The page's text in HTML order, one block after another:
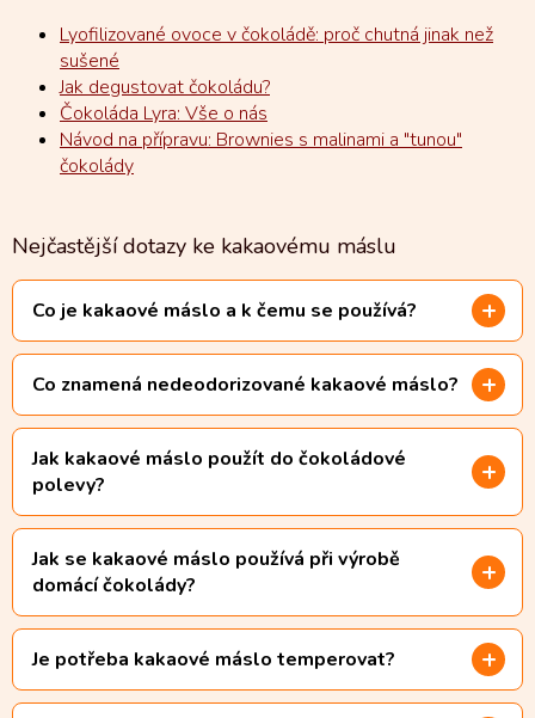
Lyofilizované ovoce v čokoládě: proč chutná jinak než
sušené
Jak degustovat čokoládu?
Čokoláda Lyra: Vše o nás
Návod na přípravu: Brownies s malinami a "tunou"
čokolády
Nejčastější dotazy ke kakaovému máslu
Co je kakaové máslo a k čemu se používá?
Co znamená nedeodorizované kakaové máslo?
Jak kakaové máslo použít do čokoládové
polevy?
Jak se kakaové máslo používá při výrobě
domácí čokolády?
Je potřeba kakaové máslo temperovat?